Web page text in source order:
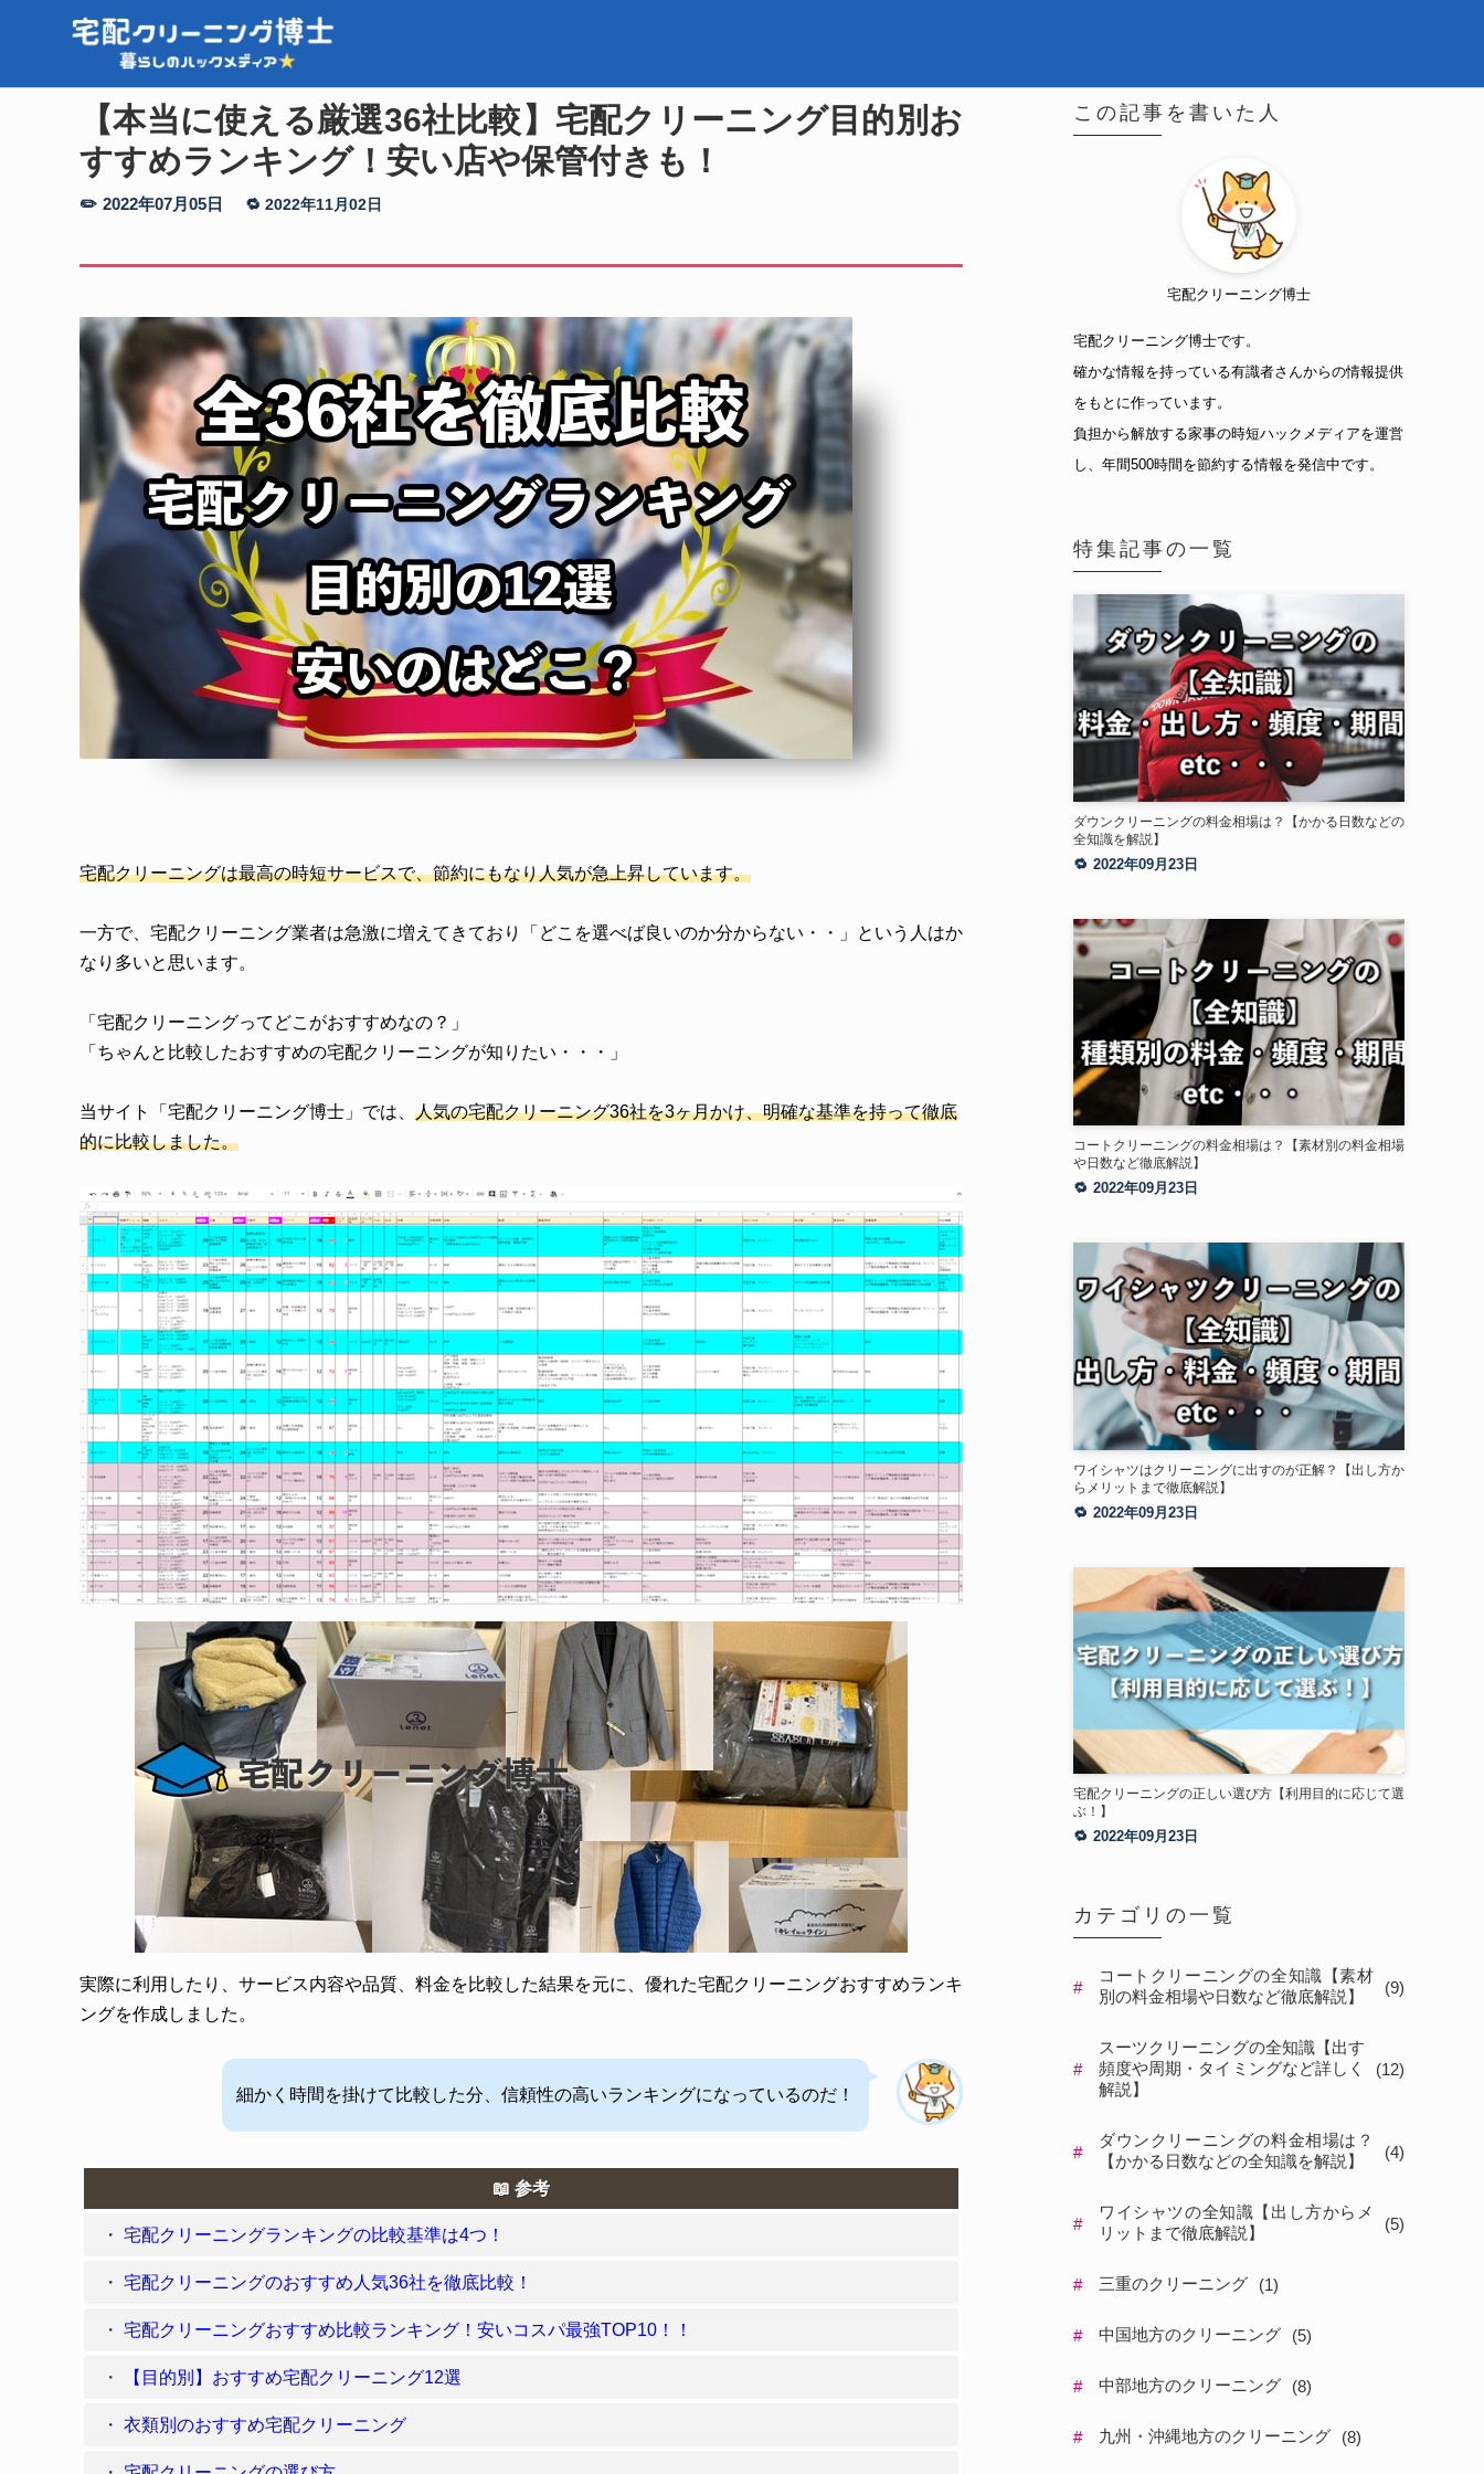
【本当に使える厳選36社比較】宅配クリーニング目的別お
すすめランキング！安い店や保管付きも！
2022年07月05日 2022年11月02日
宅配クリーニングは最高の時短サービスで、節約にもなり人気が急上昇しています。
一方で、宅配クリーニング業者は急激に増えてきており「どこを選べば良いのか分からない・・」という人はか
なり多いと思います。
「宅配クリーニングってどこがおすすめなの？」
「ちゃんと比較したおすすめの宅配クリーニングが知りたい・・・」
当サイト「宅配クリーニング博士」では、 人気の宅配クリーニング36社を3ヶ月かけ、明確な基準を持って徹底
的に比較しました。
実際に利用したり、サービス内容や品質、料金を比較した結果を元に、優れた宅配クリーニングおすすめランキ
ングを作成しました。
細かく時間を掛けて比較した分、信頼性の高いランキングになっているのだ！
参考
宅配クリーニングランキングの比較基準は4つ！
宅配クリーニングのおすすめ人気36社を徹底比較！
宅配クリーニングおすすめ比較ランキング！安いコスパ最強TOP10！！
【目的別】おすすめ宅配クリーニング12選
衣類別のおすすめ宅配クリーニング
この記事を書いた人
宅配クリーニング博士
宅配クリーニング博士です。
確かな情報を持っている有識者さんからの情報提供
をもとに作っています。
負担から解放する家事の時短ハックメディアを運営
し、年間500時間を節約する情報を発信中です。
特集記事の一覧
ダウンクリーニングの料金相場は？【かかる日数などの
全知識を解説】
2022年09月23日
コートクリーニングの料金相場は？【素材別の料金相場
や日数など徹底解説】
2022年09月23日
ワイシャツはクリーニングに出すのが正解？【出し方か
らメリットまで徹底解説】
2022年09月23日
宅配クリーニングの正しい選び方【利用目的に応じて選
ぶ！】
2022年09月23日
カテゴリの一覧
#
コートクリーニングの全知識【素材
別の料金相場や日数など徹底解説】
(9)
#
スーツクリーニングの全知識【出す
頻度や周期・タイミングなど詳しく
解説】
(12)
#
ダウンクリーニングの料金相場は？
【かかる日数などの全知識を解説】
(4)
#
ワイシャツの全知識【出し方からメ
リットまで徹底解説】
(5)
# 三重のクリーニング (1)
# 中国地方のクリーニング (5)
# 中部地方のクリーニング (8)
# 九州・沖縄地方のクリーニング (8)